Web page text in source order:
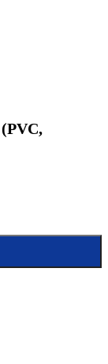
Volvo ES90